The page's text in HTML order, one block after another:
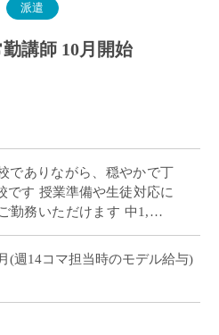
派遣
講師 10月開始
でありながら、穏やかで丁
です 授業準備や生徒対応に
勤務いただけます 中1,高1,
(週14コマ担当時のモデル給与)